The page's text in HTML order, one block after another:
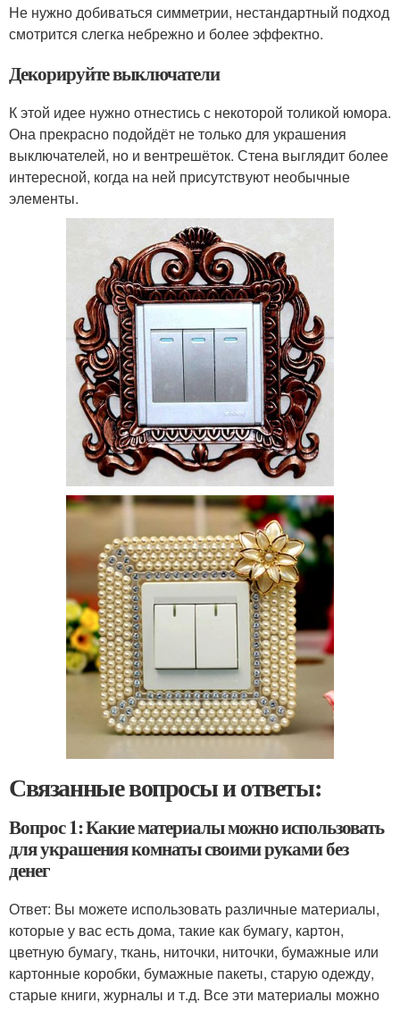
Не нужно добиваться симметрии, нестандартный подход
смотрится слегка небрежно и более эффектно.
Декорируйте выключатели
К этой идее нужно отнестись с некоторой толикой юмора.
Она прекрасно подойдёт не только для украшения
выключателей, но и вентрешёток. Стена выглядит более
интересной, когда на ней присутствуют необычные
элементы.
Связанные вопросы и ответы:
Вопрос 1: Какие материалы можно использовать
для украшения комнаты своими руками без
денег
Ответ: Вы можете использовать различные материалы,
которые у вас есть дома, такие как бумагу, картон,
цветную бумагу, ткань, ниточки, ниточки, бумажные или
картонные коробки, бумажные пакеты, старую одежду,
старые книги, журналы и т.д. Все эти материалы можно